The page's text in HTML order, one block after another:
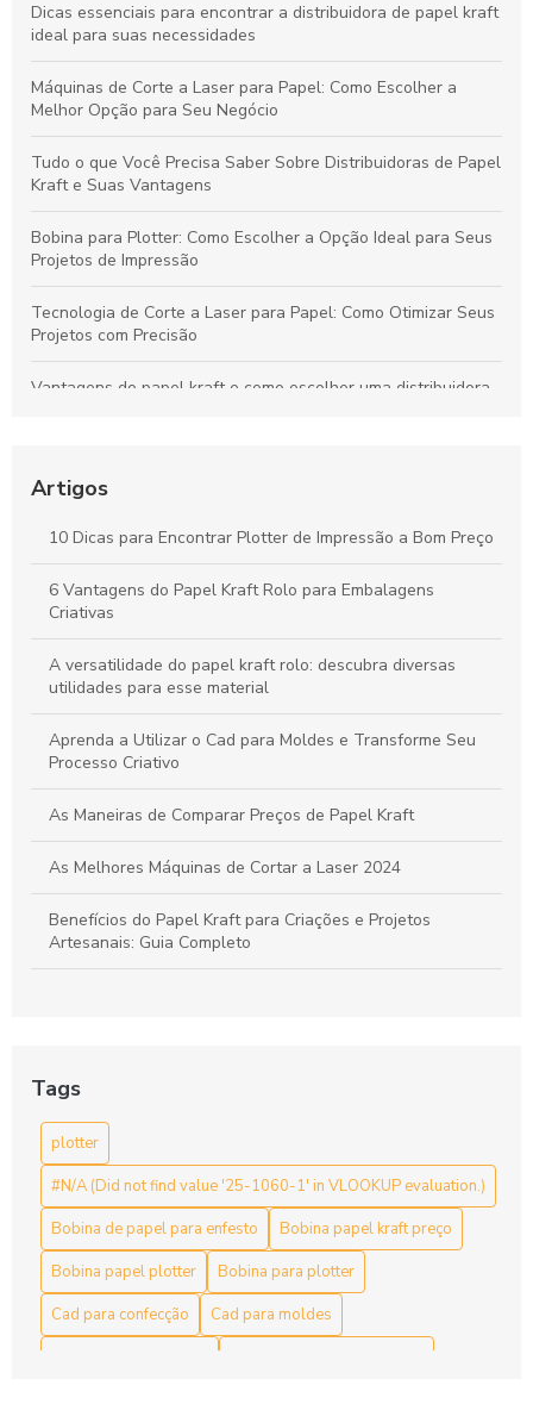
Dicas essenciais para encontrar a distribuidora de papel kraft
ideal para suas necessidades
Máquinas de Corte a Laser para Papel: Como Escolher a
Melhor Opção para Seu Negócio
Tudo o que Você Precisa Saber Sobre Distribuidoras de Papel
Kraft e Suas Vantagens
Bobina para Plotter: Como Escolher a Opção Ideal para Seus
Projetos de Impressão
Tecnologia de Corte a Laser para Papel: Como Otimizar Seus
Projetos com Precisão
Vantagens do papel kraft e como escolher uma distribuidora
Uso Otimizado
Máquinas de Corte a Laser: Como Otimizam a Precisão e a
Criatividade na Produção de Papel
Tudo sobre Papel Kraft: Guia Completo para Usos e
Transformações em Projetos Criativos
Artigos
10 Dicas para Encontrar Plotter de Impressão a Bom Preço
6 Vantagens do Papel Kraft Rolo para Embalagens
Criativas
A versatilidade do papel kraft rolo: descubra diversas
utilidades para esse material
Aprenda a Utilizar o Cad para Moldes e Transforme Seu
Processo Criativo
As Maneiras de Comparar Preços de Papel Kraft
As Melhores Máquinas de Cortar a Laser 2024
Benefícios do Papel Kraft para Criações e Projetos
Artesanais: Guia Completo
sua produção
Bobina de papel para enfesto: escolha ideal para suas
necessidades de embalagem
Bobina de papel para enfesto: Guia Completo
Bobina de papel para enfesto: organização para
confecções
Bobina de papel para enfesto: Qualidade e Utilidade
Tags
plotter
#N/A (Did not find value '25-1060-1' in VLOOKUP evaluation.)
Bobina de papel para enfesto
Bobina papel kraft preço
Bobina papel plotter
Bobina para plotter
Cad para confecção
Cad para moldes